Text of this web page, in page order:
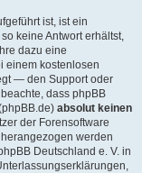
ist, ist ein
keine Antwort erhältst,
dazu eine
einem kostenlosen
— den Support oder
dass phpBB
absolut keinen
der Forensoftware
werden
Deutschland e. V. in